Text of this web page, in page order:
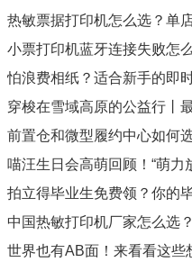
中国热敏打印机厂家怎么选？